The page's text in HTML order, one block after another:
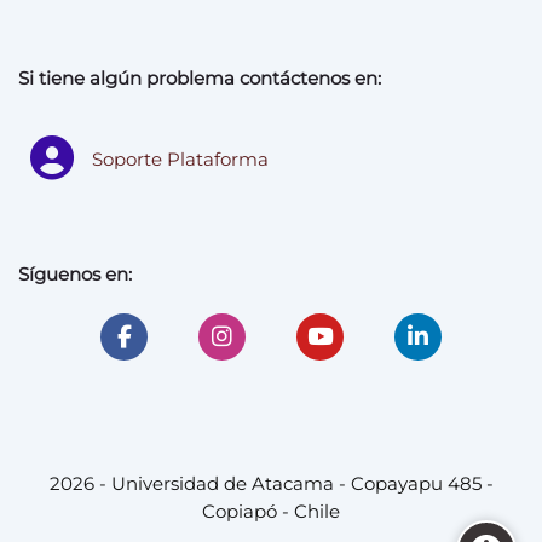
Si tiene algún problema contáctenos en:
Soporte Plataforma
Síguenos en:
2026 - Universidad de Atacama - Copayapu 485 -
Copiapó - Chile